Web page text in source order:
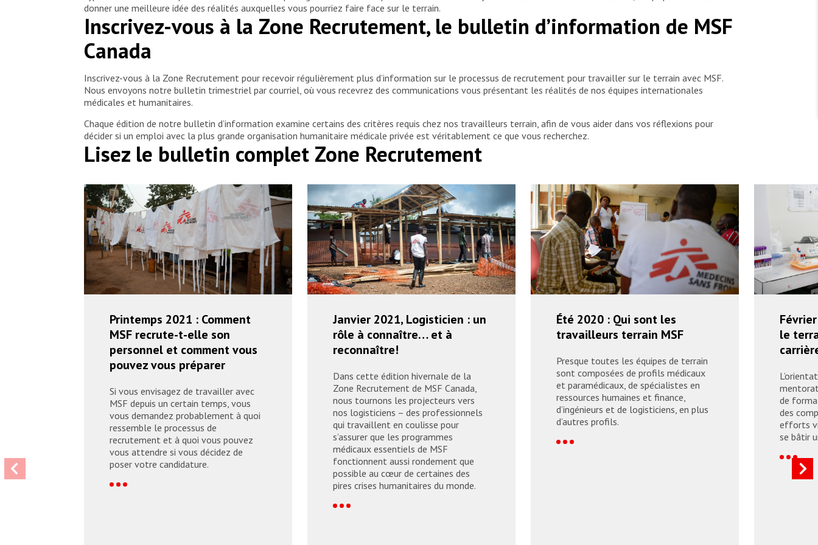
donner une meilleure idée des réalités auxquelles vous pourriez faire face sur le terrain.
Inscrivez-vous à la Zone Recrutement, le bulletin d’information de MSF
Canada
Inscrivez-vous à la Zone Recrutement pour recevoir régulièrement plus d’information sur le processus de recrutement pour travailler sur le terrain avec MSF.
Nous envoyons notre bulletin trimestriel par courriel, où vous recevrez des communications vous présentant les réalités de nos équipes internationales
médicales et humanitaires.
Chaque édition de notre bulletin d’information examine certains des critères requis chez nos travailleurs terrain, afin de vous aider dans vos réflexions pour
décider si un emploi avec la plus grande organisation humanitaire médicale privée est véritablement ce que vous recherchez.
Lisez le bulletin complet Zone Recrutement
Printemps 2021 : Comment
MSF recrute-t-elle son
personnel et comment vous
pouvez vous préparer
Si vous envisagez de travailler avec
MSF depuis un certain temps, vous
vous demandez probablement à quoi
ressemble le processus de
recrutement et à quoi vous pouvez
vous attendre si vous décidez de
poser votre candidature.
readmore
Janvier 2021, Logisticien : un
rôle à connaître… et à
reconnaître!
Dans cette édition hivernale de la
Zone Recrutement de MSF Canada,
nous tournons les projecteurs vers
nos logisticiens – des professionnels
qui travaillent en coulisse pour
s’assurer que les programmes
médicaux essentiels de MSF
fonctionnent aussi rondement que
possible au cœur de certaines des
pires crises humanitaires du monde.
readmore
Été 2020 : Qui sont les
travailleurs terrain MSF
Presque toutes les équipes de terrain
sont composées de profils médicaux
et paramédicaux, de spécialistes en
ressources humaines et finance,
d’ingénieurs et de logisticiens, en plus
d’autres profils.
readmore
le
de
des
efforts
se bâtir